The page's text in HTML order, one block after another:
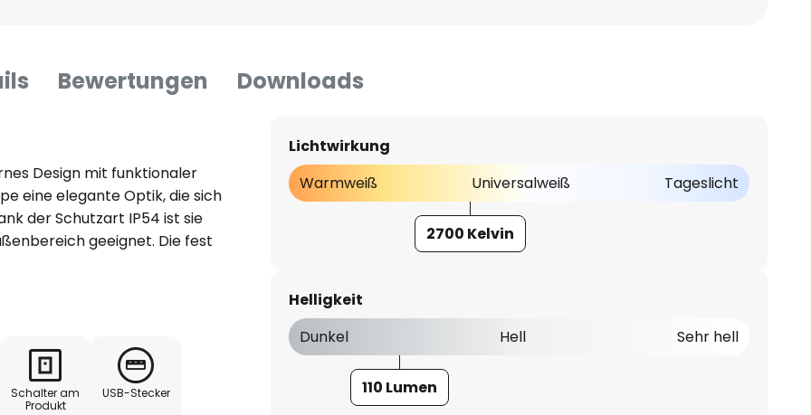
Bewertungen Downloads
Design mit funktionaler
eine elegante Optik, die sich
der Schutzart IP54 ist sie
geeignet. Die fest
Ausleuchtung in
Akkubetrieb macht
Steckdose angewiesen zu
mit hoher Funktionalität.
Schalter am
Produkt
USB-Stecker
Lichtwirkung
Warmweiß
Universalweiß Tageslicht
2700 Kelvin
Helligkeit
Dunkel
Hell Sehr hell
110 Lumen